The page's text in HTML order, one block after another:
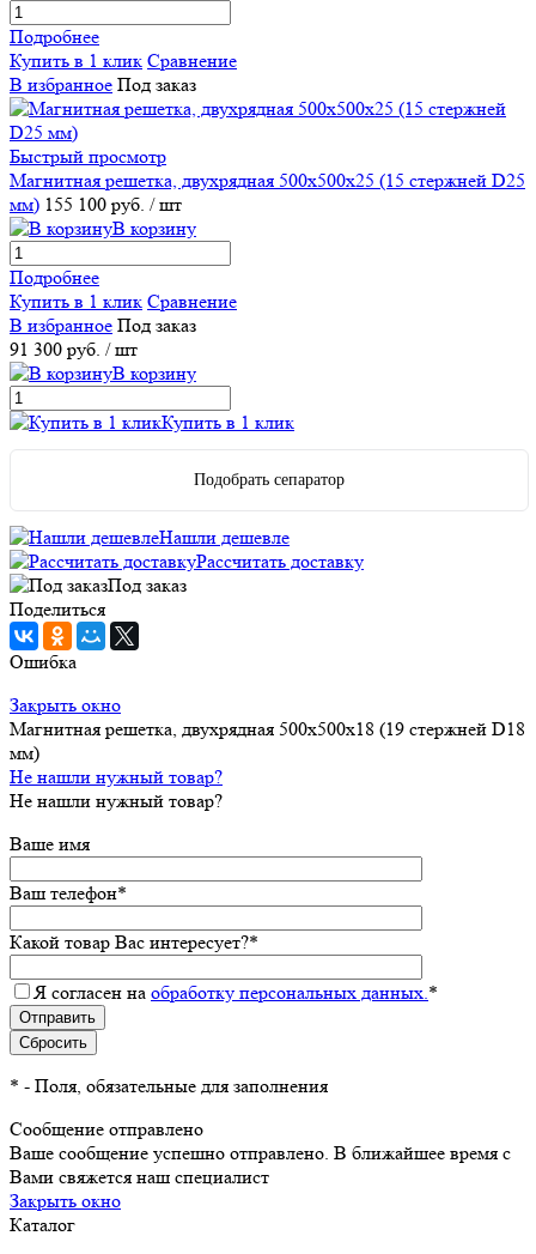
Подробнее
Купить в 1 клик Сравнение
В избранное Под заказ
Быстрый просмотр
Магнитная решетка, двухрядная 500х500х25 (15 стержней D25
мм) 155 100 руб. / шт
В корзину
Подробнее
Купить в 1 клик Сравнение
В избранное Под заказ
91 300 руб. / шт
В корзину
Купить в 1 клик
Подобрать сепаратор
Нашли дешевле
Рассчитать доставку
Под заказ
Поделиться
Ошибка
Закрыть окно
Магнитная решетка, двухрядная 500х500х18 (19 стержней D18
мм)
Не нашли нужный товар?
Не нашли нужный товар?
Ваше имя
Ваш телефон*
Какой товар Вас интересует?*
Я согласен на обработку персональных данных. *
* - Поля, обязательные для заполнения
Сообщение отправлено
Ваше сообщение успешно отправлено. В ближайшее время с
Вами свяжется наш специалист
Закрыть окно
Каталог